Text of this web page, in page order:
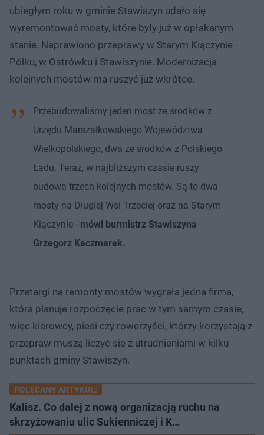
ubiegłym roku w gminie Stawiszyn udało się
wyremontować mosty, które były już w opłakanym
stanie. Naprawiono przeprawy w Starym Kiączynie -
Pólku, w Ostrówku i Stawiszynie. Modernizacja
kolejnych mostów ma ruszyć już wkrótce.
Przebudowaliśmy jeden most ze środków z
Urzędu Marszałkowskiego Województwa
Wielkopolskiego, dwa ze środków z Polskiego
Ładu. Teraz, w najbliższym czasie ruszy
budowa trzech kolejnych mostów. Są to dwa
mosty na Długiej Wsi Trzeciej oraz na Starym
Kiączynie - mówi burmistrz Stawiszyna
Grzegorz Kaczmarek.
Przetargi na remonty mostów wygrała jedna firma,
która planuje rozpoczęcie prac w tym samym czasie,
więc kierowcy, piesi czy rowerzyści, którzy korzystają z
przepraw muszą liczyć się z utrudnieniami w kilku
punktach gminy Stawiszyn.
POLECANY ARTYKUŁ:
Kalisz. Co dalej z nową organizacją ruchu na
skrzyżowaniu ulic Sukienniczej i K…